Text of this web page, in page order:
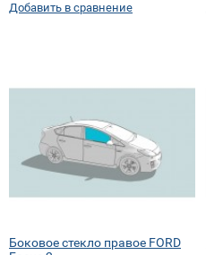
Добавить в сравнение
Боковое стекло правое FORD